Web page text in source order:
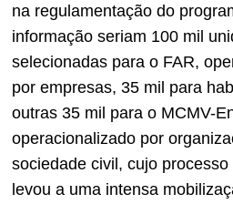
na regulamentação do
informação seriam 100 mil
selecionadas para o FAR,
por empresas, 35 mil para
outras 35 mil para o MCMV-
operacionalizado por
sociedade civil, cujo
levou a uma intensa